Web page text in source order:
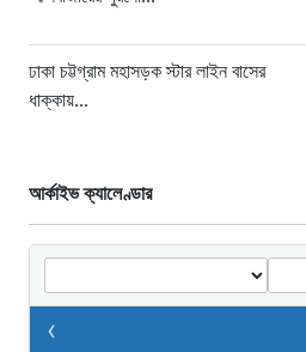
মরণফাঁদ
দেড় বছরে
নদীদূষণ
উদ্যোগের
ঢাকা চট্টগ্রাম মহাসড়ক স্টার লাইন বাসের
ধাক্কায়...
আর্কাইভ ক্যালেণ্ডার
‹